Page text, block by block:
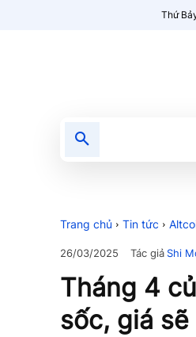
Thứ
Trang chủ Tin tức
26/03/2025 Tác giảShi
Tháng 4
sốc, giá